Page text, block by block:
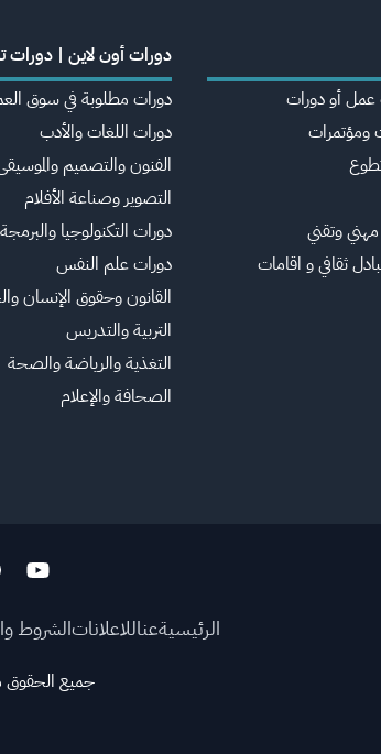
أو دورات
ومؤتمرات
وتقني
ثقافي و اقامات
دورات أون لاين | دورات
دورات مطلوبة في سوق
دورات اللغات والأدب
الفنون والتصميم
التصوير وصناعة الأفلام
دورات التكنولوجيا والبرمجة
دورات علم النفس
القانون وحقوق الإنسان
التربية والتدريس
التغذية والرياضة والصحة
الصحافة والإعلام
الرئيسيةعناللاعلاناتالشروط
جميع